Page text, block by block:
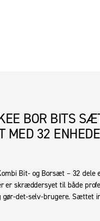
BOR BITS
MED 32
Bit- og Borsæt – 32 dele
er skræddersyet til både
det-selv-brugere. Sættet
som dækker de mest